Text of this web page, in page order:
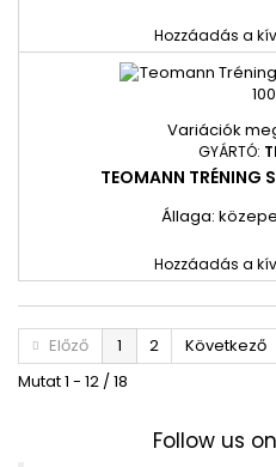
Hozzáadás a
Variációk
GYÁRTÓ:
TEOMANN TRÉNING
Állaga:
Hozzáadás a
Előző 1 2 Következő
Mutat 1 - 12 / 18
Follow us